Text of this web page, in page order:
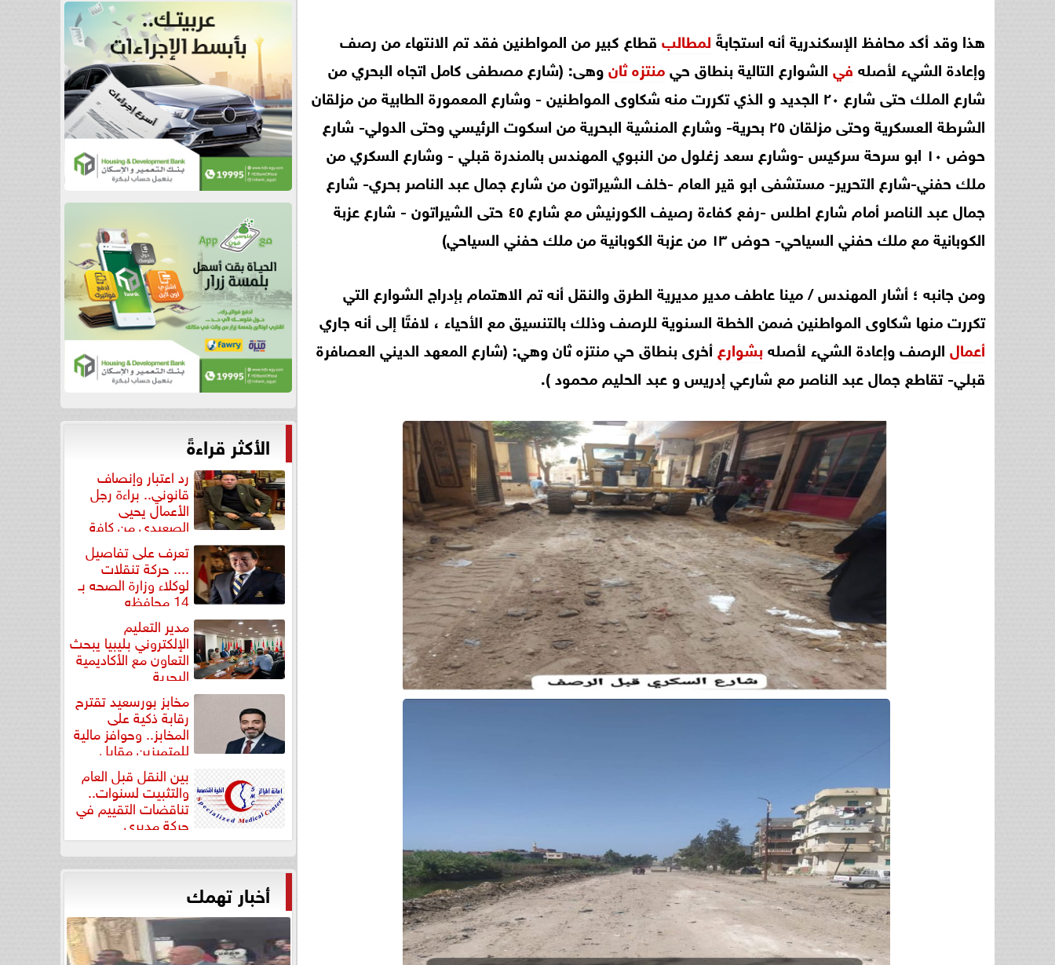
هذا وقد أكد محافظ الإسكندرية أنه استجابةً لمطالب قطاع كبير من المواطنين فقد تم الانتهاء من رصف
وإعادة الشيء لأصله في الشوارع التالية بنطاق حيمنتزه ثانوهى: (شارع مصطفى كامل اتجاه البحري من
شارع الملك حتى شارع ٢٠ الجديد و الذي تكررت منه شكاوى المواطنين - وشارع المعمورة الطابية من مزلقان
الشرطة العسكرية وحتى مزلقان ٢٥ بحرية- وشارع المنشية البحرية من اسكوت الرئيسي وحتى الدولي- شارع
حوض ١٠ ابو سرحة سركيس -وشارع سعد زغلول من النبوي المهندس بالمندرة قبلي - وشارع السكري من
ملك حفني-شارع التحرير- مستشفى ابو قير العام -خلف الشيراتون من شارع جمال عبد الناصر بحري- شارع
جمال عبد الناصر أمام شارع اطلس -رفع كفاءة رصيف الكورنيش مع شارع ٤٥ حتى الشيراتون - شارع عزبة
الكوبانية مع ملك حفني السياحي- حوض ١٣ من عزبة الكوبانية من ملك حفني السياحي)
ومن جانبه ؛ أشار المهندس / مينا عاطف مدير مديرية الطرق والنقل أنه تم الاهتمام بإدراج الشوارع التي
تكررت منها شكاوى المواطنين ضمن الخطة السنوية للرصف وذلك بالتنسيق مع الأحياء ، لافتًا إلى أنه جاري
أعمال الرصف وإعادة الشيء لأصله بشوارع أخرى بنطاق حي منتزه ثان وهي: (شارع المعهد الديني العصافرة
قبلي- تقاطع جمال عبد الناصر مع شارعي إدريس و عبد الحليم محمود ).
الأكثر قراءةً
رد اعتبار وإنصاف
قانوني.. براءة رجل
الأعمال يحيى
الصعيدي من كافة
التهم... تعرف على تفاصيل
.... حركة تنقلات
لوكلاء وزارة الصحه بـ
14 محافظه
مدير التعليم
الإلكتروني بليبيا يبحث
التعاون مع الأكاديمية
البحرية
مخابز بورسعيد تقترح
رقابة ذكية على
المخابز.. وحوافز مالية
للمتميزين مقابل
بين النقل قبل العام
والتثبيت لسنوات..
تناقضات التقييم في
حركة مديري
”مستشفيات...
أخبار تهمك